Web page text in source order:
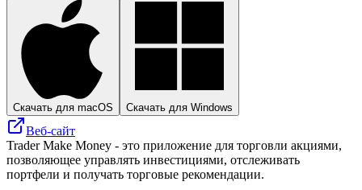
Скачать для macOS Скачать для Windows
Веб-сайт
Trader Make Money - это приложение для торговли акциями,
позволяющее управлять инвестициями, отслеживать
портфели и получать торговые рекомендации.